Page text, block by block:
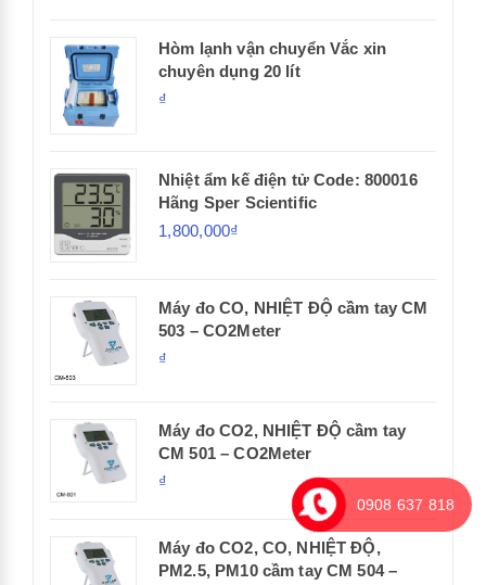
Hòm lạnh vận chuyển Vắc xin
chuyên dụng 20 lít
₫
Nhiệt ẩm kế điện tử Code: 800016
Hãng Sper Scientific
1,800,000₫
Máy đo CO, NHIỆT ĐỘ cầm tay CM
503 – CO2Meter
₫
Máy đo CO2, NHIỆT ĐỘ cầm tay
CM 501 – CO2Meter
₫
Máy đo CO2, CO, NHIỆT ĐỘ,
PM2.5, PM10 cầm tay CM 504 –
0908 637 818